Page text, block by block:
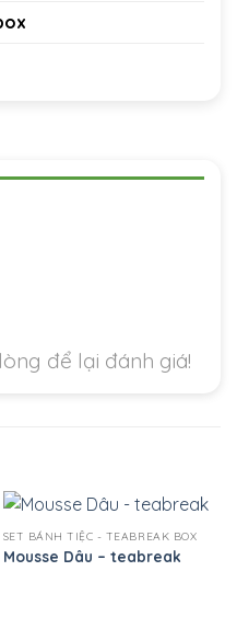
để lại đánh giá!
SET BÁNH TIỆC - TEABREAK BOX
Mousse Dâu – teabreak